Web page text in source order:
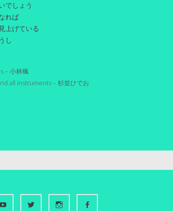
でしょう
れば
上げている
し
– 小林楓
all instruments – 杉並ひでお